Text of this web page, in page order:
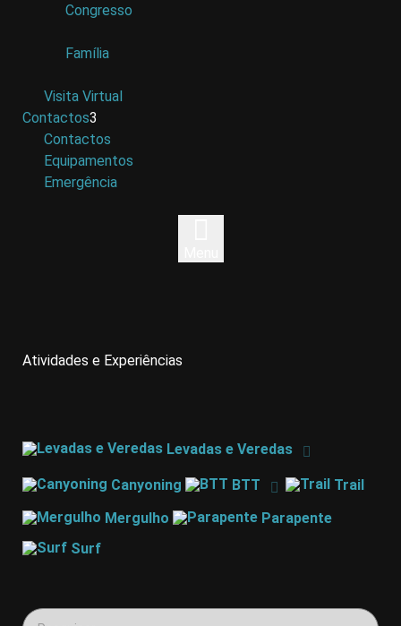
Congresso
Família
Visita Virtual
Contactos3
Contactos
Equipamentos
Emergência
Atividades e Experiências
Levadas e Veredas
Canyoning BTT
Trail
Mergulho
Parapente
Surf